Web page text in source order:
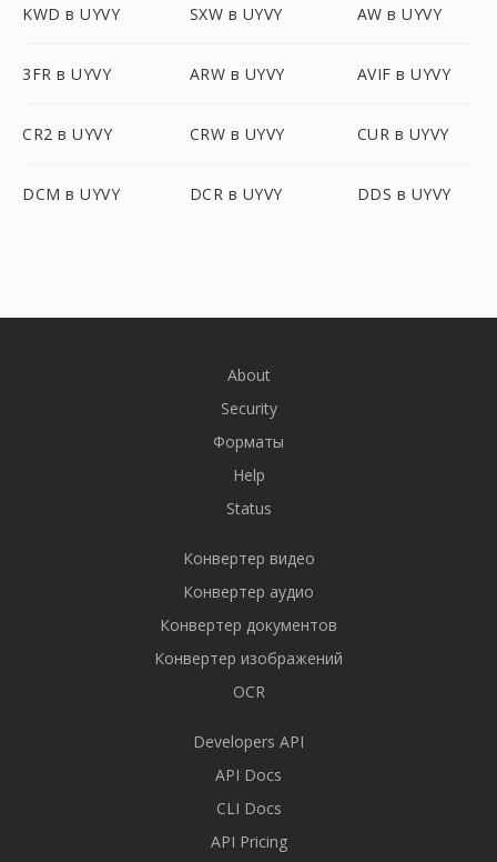
KWD в UYVY SXW в UYVY AW в UYVY
3FR в UYVY ARW в UYVY AVIF в UYVY
CR2 в UYVY CRW в UYVY CUR в UYVY
DCM в UYVY DCR в UYVY DDS в UYVY
About
Security
Форматы
Help
Status
Конвертер видео
Конвертер аудио
Конвертер документов
Конвертер изображений
OCR
Developers API
API Docs
CLI Docs
API Pricing